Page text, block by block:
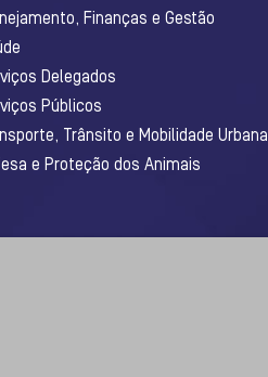
Finanças e Gestão
Delegados
Públicos
Trânsito e Mobilidade Urbana
e Proteção dos Animais